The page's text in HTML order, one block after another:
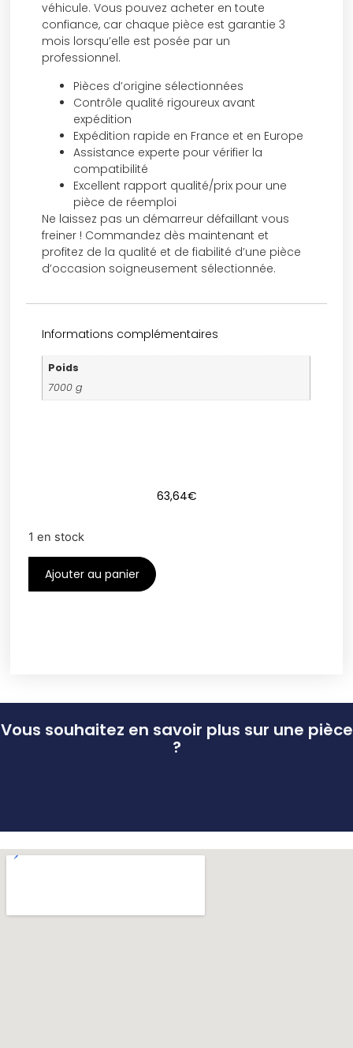
véhicule. Vous pouvez acheter en toute
confiance, car chaque pièce est garantie 3
mois lorsqu’elle est posée par un
professionnel.
Pièces d’origine sélectionnées
Contrôle qualité rigoureux avant
expédition
Expédition rapide en France et en Europe
Assistance experte pour vérifier la
compatibilité
Excellent rapport qualité/prix pour une
pièce de réemploi
Ne laissez pas un démarreur défaillant vous
freiner ! Commandez dès maintenant et
profitez de la qualité et de fiabilité d’une pièce
d’occasion soigneusement sélectionnée.
Informations complémentaires
Poids
7000 g
63,64€
1 en stock
Ajouter au panier
Vous souhaitez en savoir plus sur une pièce
?